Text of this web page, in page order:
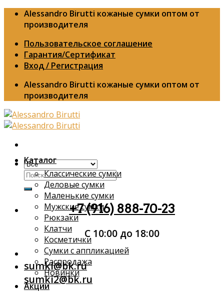
Skip Alessandro Birutti кожаные сумки оптом от
производителя
Пользовательское соглашение
Гарантия/Сертификат
Вход / Регистрация
Alessandro Birutti кожаные сумки оптом от
производителя
Искать:
+7 (916) 888-70-23
С 10:00 до 18:00
sumki@bk.ru
sumki2@bk.ru
Каталог
Классические сумки
Деловые сумки
Маленькие сумки
Мужские сумки
Рюкзаки
Клатчи
Косметички
Сумки с аппликацией
Распродажа
Новинки
Акции